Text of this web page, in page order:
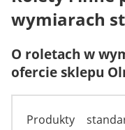
wymiarach
O roletach w
ofercie sklepu
Produkty